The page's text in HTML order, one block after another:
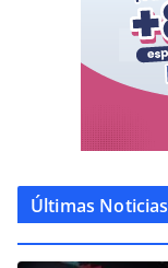
Últimas Noticias